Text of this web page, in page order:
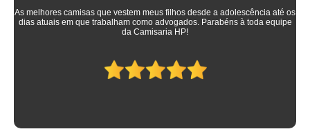
As melhores camisas que vestem meus filhos desde a adolescência até os
dias atuais em que trabalham como advogados. Parabéns à toda equipe
da Camisaria HP!